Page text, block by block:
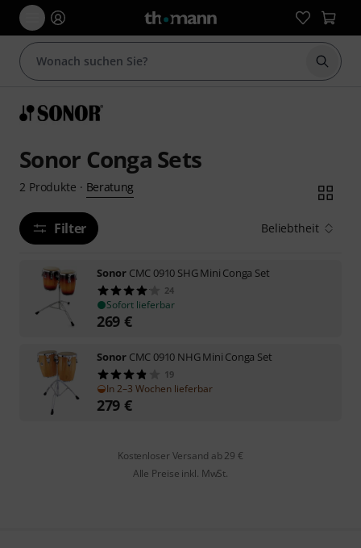
Suche
Sonor Conga Sets
2 Produkte · Beratung
Filter Beliebtheit
Sonor CMC 0910 SHG Mini Conga Set
24
Sofort lieferbar
269 €
Sonor CMC 0910 NHG Mini Conga Set
19
In 2–3 Wochen lieferbar
279 €
Kostenloser Versand ab 29 €
Alle Preise inkl. MwSt.